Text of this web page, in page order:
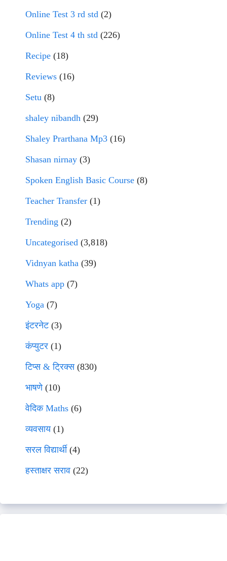
Online Test 3 rd std (2)
Online Test 4 th std (226)
Recipe (18)
Reviews (16)
Setu (8)
shaley nibandh (29)
Shaley Prarthana Mp3 (16)
Shasan nirnay (3)
Spoken English Basic Course (8)
Teacher Transfer (1)
Trending (2)
Uncategorised (3,818)
Vidnyan katha (39)
Whats app (7)
Yoga (7)
इंटरनेट(3)
कंप्युटर (1)
टिप्स & ट्रिक्स(830)
भाषणे(10)
वेदिक Maths (6)
व्यवसाय(1)
सरल विद्यार्थी(4)
हस्ताक्षर सराव (22)